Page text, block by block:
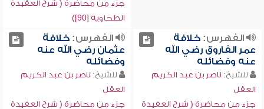
جزء من محاضرة ( شرح العقيدة
الطحاوية [90])
الفهرس:خلافة
عمر الفاروق رضي الله
عنه وفضائله
للشيخ: ناصر بن عبد الكريم
العقل
جزء من محاضرة ( شرح العقيدة
الفهرس:خلافة
عثمان رضي الله عنه
وفضائله
للشيخ: ناصر بن عبد الكريم
العقل
جزء من محاضرة ( شرح العقيدة